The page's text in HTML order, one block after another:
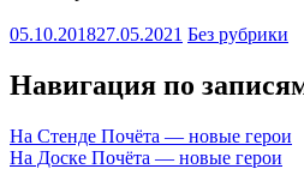
05.10.201827.05.2021 Без рубрики
Навигация по
На Стенде Почёта — новые герои
На Доске Почёта — новые герои